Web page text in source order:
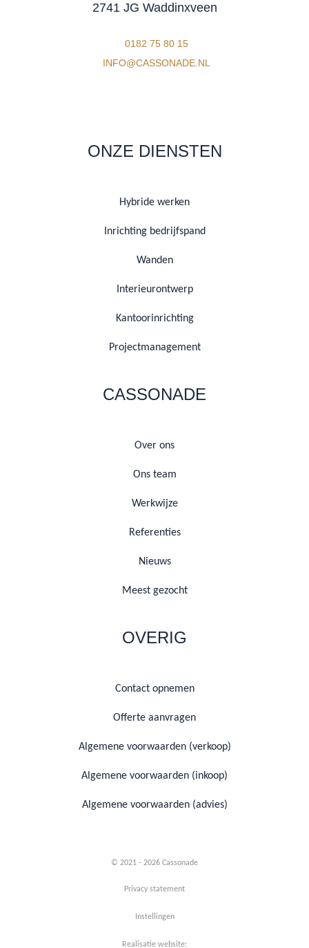
2741 JG Waddinxveen
0182 75 80 15
INFO@CASSONADE.NL
ONZE DIENSTEN
Hybride werken
Inrichting bedrijfspand
Wanden
Interieurontwerp
Kantoorinrichting
Projectmanagement
CASSONADE
Over ons
Ons team
Werkwijze
Referenties
Nieuws
Meest gezocht
OVERIG
Contact opnemen
Offerte aanvragen
Algemene voorwaarden (verkoop)
Algemene voorwaarden (inkoop)
Algemene voorwaarden (advies)
© 2021 - 2026 Cassonade
Privacy statement
Instellingen
Realisatie website: